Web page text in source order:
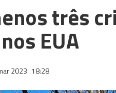
três
EUA
2023 18:28